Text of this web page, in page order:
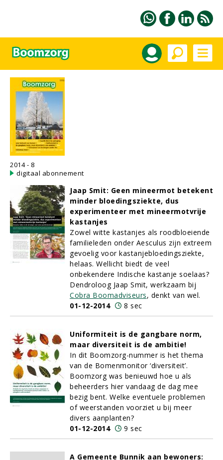
2014 - 8
digitaal abonnement
Jaap Smit: Geen mineermot betekent
minder bloedingsziekte, dus
experimenteer met mineermotvrije
kastanjes
Zowel witte kastanjes als roodbloeiende
familieleden onder Aesculus zijn extreem
gevoelig voor kastanjebloedingsziekte,
helaas. Wellicht biedt de veel
onbekendere Indische kastanje soelaas?
Dendroloog Jaap Smit, werkzaam bij
Cobra Boomadviseurs, denkt van wel.
01-12-2014
8 sec
Uniformiteit is de gangbare norm,
maar diversiteit is de ambitie!
In dit Boomzorg-nummer is het thema
van de Bomenmonitor ‘diversiteit’.
Boomzorg was benieuwd hoe u als
beheerders hier vandaag de dag mee
bezig bent. Welke eventuele problemen
of weerstanden voorziet u bij meer
divers aanplanten?
01-12-2014
9 sec
A Gemeente Bunnik aan bewoners: